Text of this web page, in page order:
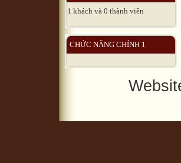
1 khách và 0 thành viên
CHỨC NĂNG CHÍNH 1